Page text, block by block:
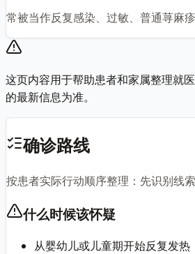
常被当作反复感染、过敏、普通荨麻
这页内容用于帮助患者和家属整理就
的最新信息为准。
确诊路线
按患者实际行动顺序整理：先识别线
什么时候该怀疑
从婴幼儿或儿童期开始反复发